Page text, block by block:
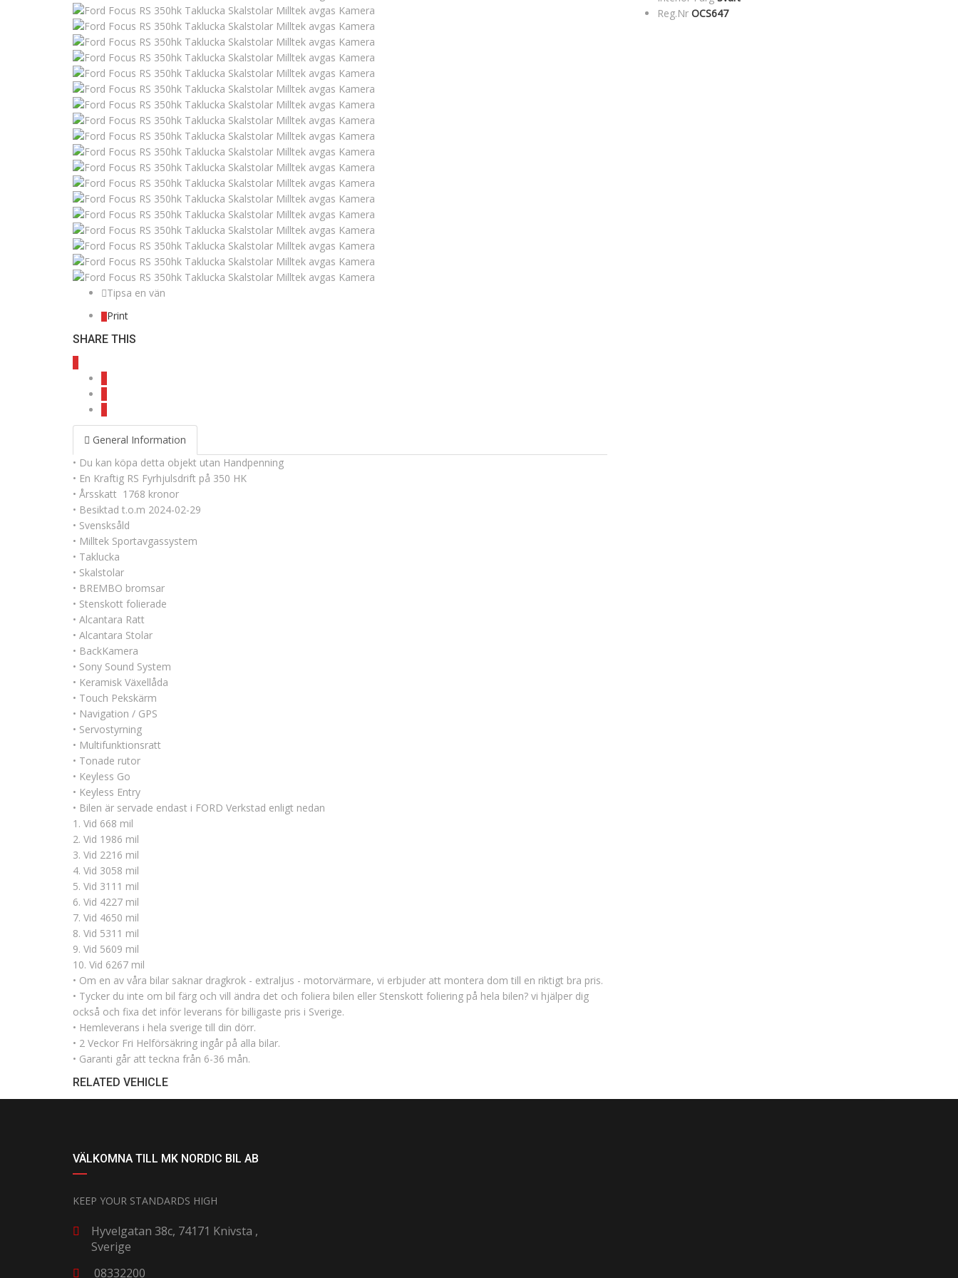
Tipsa en vän
Print
SHARE THIS
General Information
• Du kan köpa detta objekt utan Handpenning
• En Kraftig RS Fyrhjulsdrift på 350 HK
• Årsskatt 1768 kronor
• Besiktad t.o.m 2024-02-29
• Svensksåld
• Milltek Sportavgassystem
• Taklucka
• Skalstolar
• BREMBO bromsar
• Stenskott folierade
• Alcantara Ratt
• Alcantara Stolar
• BackKamera
• Sony Sound System
• Keramisk Växellåda
• Touch Pekskärm
• Navigation / GPS
• Servostyrning
• Multifunktionsratt
• Tonade rutor
• Keyless Go
• Keyless Entry
• Bilen är servade endast i FORD Verkstad enligt nedan
1. Vid 668 mil
2. Vid 1986 mil
3. Vid 2216 mil
4. Vid 3058 mil
5. Vid 3111 mil
6. Vid 4227 mil
7. Vid 4650 mil
8. Vid 5311 mil
9. Vid 5609 mil
10. Vid 6267 mil
• Om en av våra bilar saknar dragkrok - extraljus - motorvärmare, vi erbjuder att montera dom till en riktigt bra pris.
• Tycker du inte om bil färg och vill ändra det och foliera bilen eller Stenskott foliering på hela bilen? vi hjälper dig
också och fixa det inför leverans för billigaste pris i Sverige.
• Hemleverans i hela sverige till din dörr.
• 2 Veckor Fri Helförsäkring ingår på alla bilar.
• Garanti går att teckna från 6-36 mån.
Reg.Nr OCS647
RELATED VEHICLE
VÄLKOMNA TILL MK NORDIC BIL AB
KEEP YOUR STANDARDS HIGH
Hyvelgatan 38c, 74171 Knivsta ,
Sverige
08332200